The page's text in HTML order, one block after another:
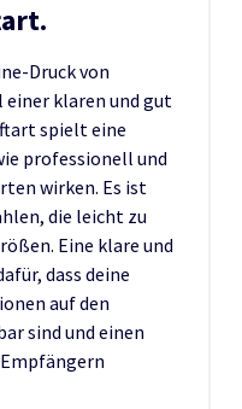
Druck von
einer klaren und gut
spielt eine
professionell und
wirken. Es ist
die leicht zu
Eine klare und
dass deine
auf den
sind und einen